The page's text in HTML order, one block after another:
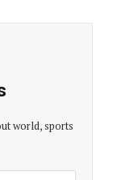
world, sports